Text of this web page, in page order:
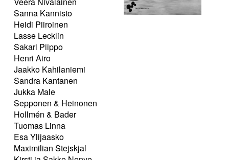
Sanna Kannisto
Heidi Piiroinen
Lasse Lecklin
Sakari Piippo
Henri Airo
Jaakko Kahilaniemi
Sandra Kantanen
Jukka Male
Sepponen & Heinonen
Hollmén & Bader
Tuomas Linna
Esa Ylijaasko
Maximilian Stejskjal